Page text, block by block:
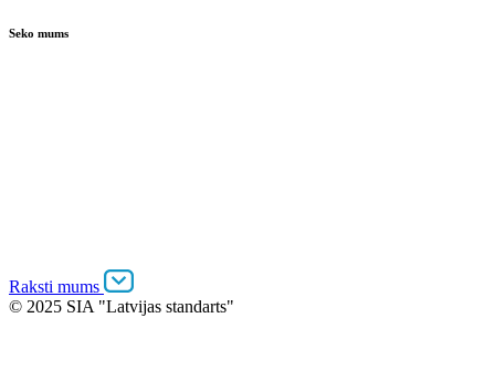
Seko mums
Raksti mums
© 2025 SIA "Latvijas standarts"